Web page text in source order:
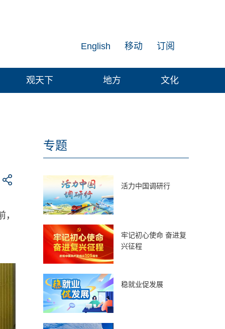
订阅
移动
English
观天下 地方 文化
专题
活力中国调研行
牢记初心使命 奋进复
兴征程
稳就业促发展